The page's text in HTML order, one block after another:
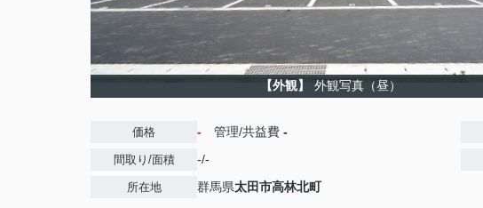
【外観】 外観写真（昼）
価格 - 管理/共益費 -
間取り/面積 -/-
所在地 群馬県太田市高林北町